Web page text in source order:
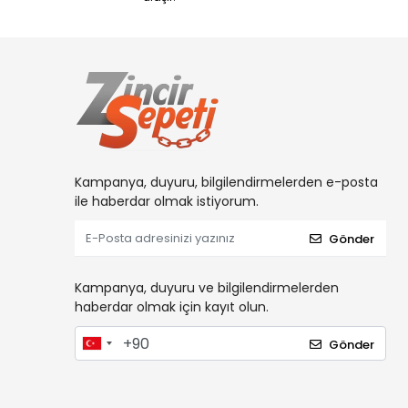
Kampanya, duyuru, bilgilendirmelerden e-posta
ile haberdar olmak istiyorum.
Gönder
Kampanya, duyuru ve bilgilendirmelerden
haberdar olmak için kayıt olun.
Gönder